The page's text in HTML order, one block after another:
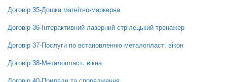
Договір 35-Дошка магнітно-маркерна
Договір 36-Інтерактивний лазерний стрілецький тренажер
Договір 37-Послуги по встановленню металопласт. вікон
Договір 38-Металопласт. вікна